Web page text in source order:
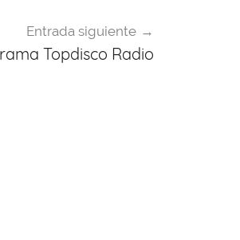
Entrada siguiente
Topdisco Radio